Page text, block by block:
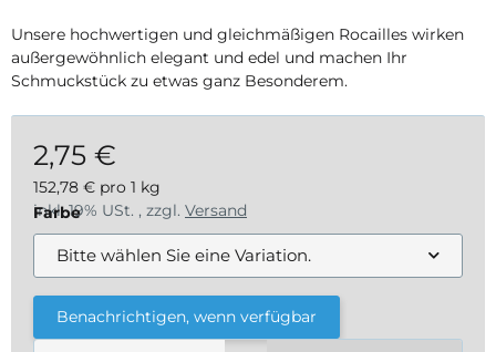
Unsere hochwertigen und gleichmäßigen Rocailles wirken
außergewöhnlich elegant und edel und machen Ihr
Schmuckstück zu etwas ganz Besonderem.
2,75 €
152,78 € pro 1 kg
inkl. 19% USt. , zzgl. Versand
Farbe
Bitte wählen Sie eine Variation.
Benachrichtigen, wenn verfügbar